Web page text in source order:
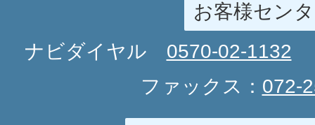
お客様セン
ナビダイヤル 0570-02-1132
ファックス： 072-